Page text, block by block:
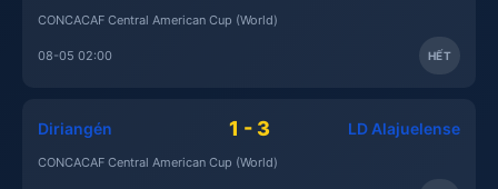
CONCACAF Central American Cup (World)
08-05 02:00 HẾT
Diriangén 1 - 3 LD Alajuelense
CONCACAF Central American Cup (World)